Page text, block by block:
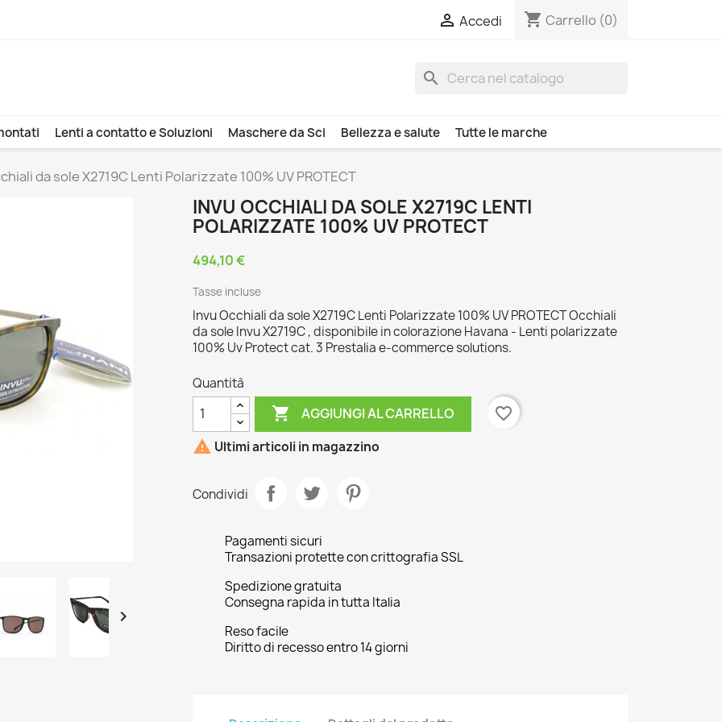
 Accedi shopping_cart Carrello (0)
search
Lenti a contatto e Soluzioni Maschere da Sci Bellezza e salute Tutte le marche
da sole X2719C Lenti Polarizzate 100% UV PROTECT

INVU OCCHIALI DA SOLE X2719C LENTI
POLARIZZATE 100% UV PROTECT
494,10 €
Tasse incluse
Invu Occhiali da sole X2719C Lenti Polarizzate 100% UV PROTECT Occhiali
da sole Invu X2719C , disponibile in colorazione Havana - Lenti polarizzate
100% Uv Protect cat. 3 Prestalia e-commerce solutions.
Quantità
 AGGIUNGI AL CARRELLO
favorite_border
 Ultimi articoli in magazzino
Condividi
Pagamenti sicuri
Transazioni protette con crittografia SSL
Spedizione gratuita
Consegna rapida in tutta Italia
Reso facile
Diritto di recesso entro 14 giorni